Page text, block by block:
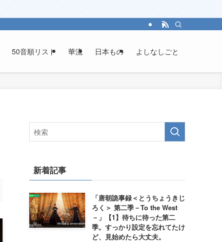
50音順リスト 華流 日本もの よしなしごと
新着記事
「唐朝詭事録＜とうちょうきじ
ろく＞ 第二季－To the West
－」【1】待ちに待った第二
季。すっかり設定を忘れてたけ
ど、見始めたら大丈夫。